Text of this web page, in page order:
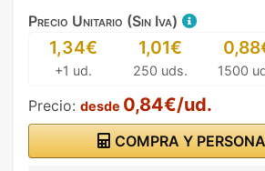
Precio Unitario (Sin Iva)
1,34€
+1 ud.
1,01€
250 uds. 1500
Precio: desde 0,84€/ud.
COMPRA Y